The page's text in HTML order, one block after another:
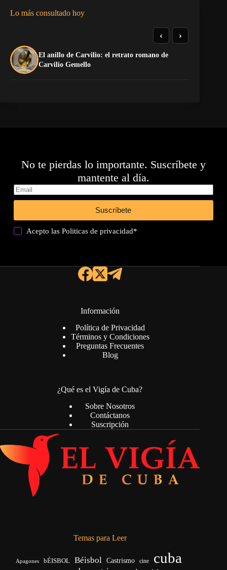
Lo más consultado hoy
El anillo de Carvilio: el retrato romano de
Carvilio Gemello
‹ ›
No te pierdas lo importante. Suscríbete y
mantente al día.
Suscríbete
Acepto lasPoliticas de privacidad*
Información
Política de Privacidad
Términos y Condiciones
Preguntas Frecuentes
Blog
¿Qué es el Vigía de Cuba?
Sobre Nosotros
Contáctanos
Suscripción
Temas para Leer
Apagones bÉISBOL Béisbol Castrismo cine cuba